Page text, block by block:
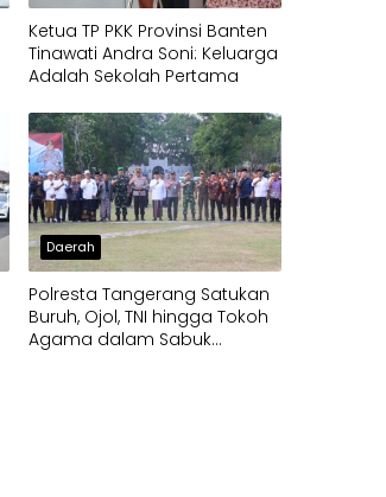
Ketua TP PKK Provinsi Banten
Tinawati Andra Soni: Keluarga
Adalah Sekolah Pertama
Daerah
Polresta Tangerang Satukan
Buruh, Ojol, TNI hingga Tokoh
Agama dalam Sabuk